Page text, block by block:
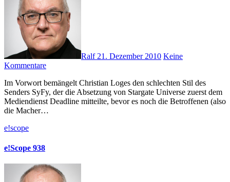
Ralf 21. Dezember 2010 Keine
Kommentare
Im Vorwort bemängelt Christian Loges den schlechten Stil des
Senders SyFy, der die Absetzung von Stargate Universe zuerst dem
Mediendienst Deadline mitteilte, bevor es noch die Betroffenen (also
die Macher…
e!scope
e!Scope 938